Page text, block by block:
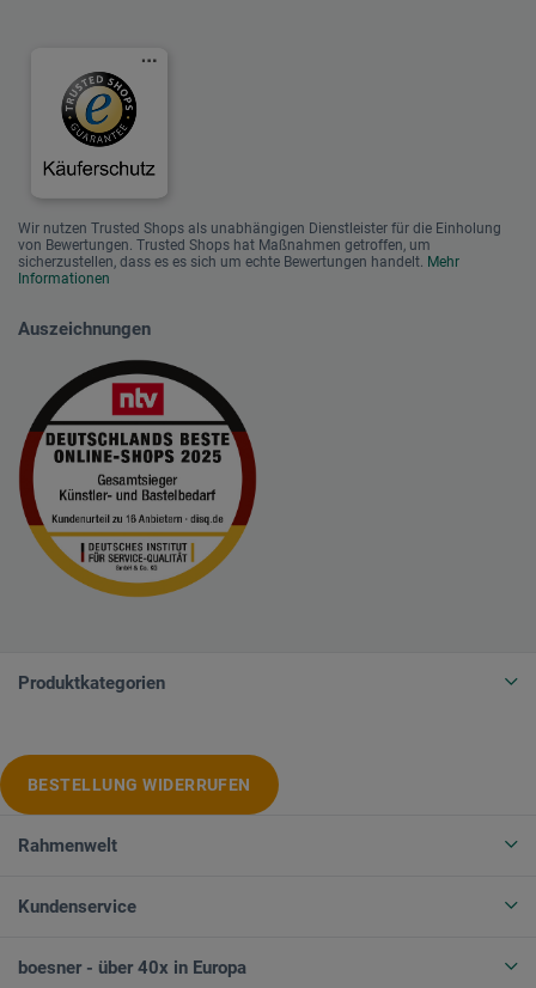
Wir nutzen Trusted Shops als unabhängigen Dienstleister für die Einholung
von Bewertungen. Trusted Shops hat Maßnahmen getroffen, um
sicherzustellen, dass es es sich um echte Bewertungen handelt. Mehr
Informationen
Auszeichnungen
Produktkategorien
BESTELLUNG WIDERRUFEN
Rahmenwelt
Kundenservice
boesner - über 40x in Europa